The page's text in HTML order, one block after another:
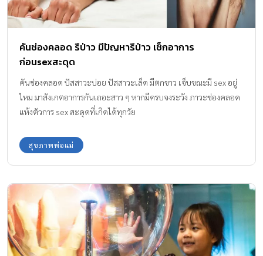
คันช่องคลอด รึป่าว มีปัญหารึป่าว เช็กอาการ
ก่อนsexสะดุด
คันช่องคลอด ปัสสาวะบ่อย ปัสสาวะเล็ด มีตกขาว เจ็บขณะมี sex อยู่
ไหม มาสังเกตอาการกันเถอะสาว ๆ หากมีครบจงระวัง ภาวะช่องคลอด
แห้งตัวการ sex สะดุดที่เกิดได้ทุกวัย
สุขภาพพ่อแม่